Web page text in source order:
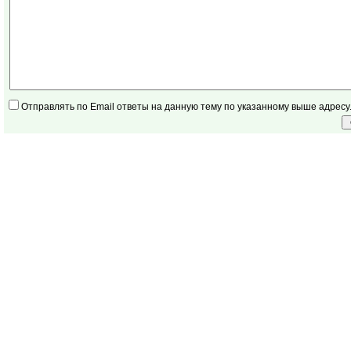
Отправлять по Email ответы на данную тему по указанному выше адресу.